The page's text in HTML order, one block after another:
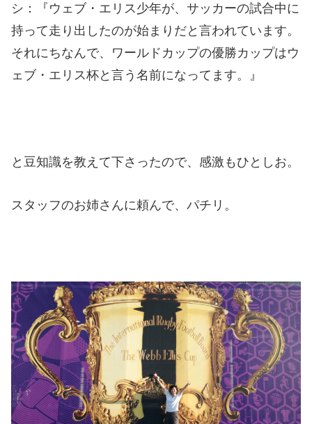
シ：『ウェブ・エリス少年が、サッカーの試合中に
持って走り出したのが始まりだと言われています。
それにちなんで、ワールドカップの優勝カップはウ
ェブ・エリス杯と言う名前になってます。』
と豆知識を教えて下さったので、感激もひとしお。
スタッフのお姉さんに頼んで、パチリ。